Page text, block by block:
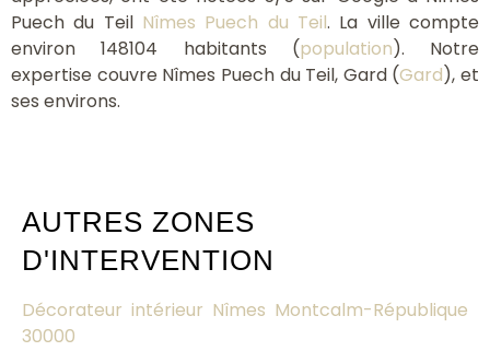
Puech du Teil Nîmes Puech du Teil. La ville compte
environ 148104 habitants (population). Notre
expertise couvre Nîmes Puech du Teil, Gard (Gard), et
ses environs.
AUTRES ZONES
D'INTERVENTION
Décorateur intérieur Nîmes Montcalm-République
30000